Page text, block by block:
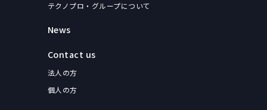
テクノプロ・グループについて
News
Contact us
法人の方
個人の方